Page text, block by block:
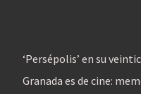
‘Persépolis’ en su
Granada es de cine: